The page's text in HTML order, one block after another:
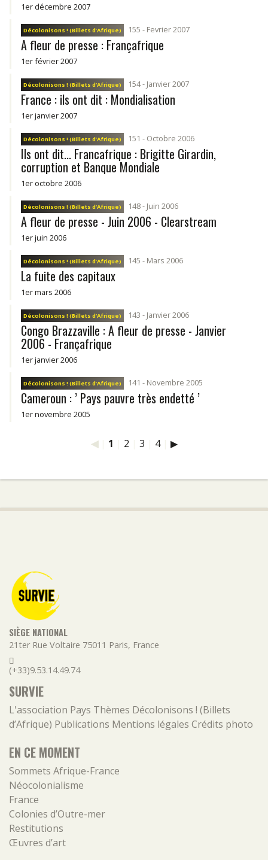
1er décembre 2007
Décolonisons ! (Billets d’Afrique) 155 - Fevrier 2007
A fleur de presse : Françafrique
1er février 2007
Décolonisons ! (Billets d’Afrique) 154 - Janvier 2007
France : ils ont dit : Mondialisation
1er janvier 2007
Décolonisons ! (Billets d’Afrique) 151 - Octobre 2006
Ils ont dit... Francafrique : Brigitte Girardin,
corruption et Banque Mondiale
1er octobre 2006
Décolonisons ! (Billets d’Afrique) 148 - Juin 2006
A fleur de presse - Juin 2006 - Clearstream
1er juin 2006
Décolonisons ! (Billets d’Afrique) 145 - Mars 2006
La fuite des capitaux
1er mars 2006
Décolonisons ! (Billets d’Afrique) 143 - Janvier 2006
Congo Brazzaville : A fleur de presse - Janvier
2006 - Françafrique
1er janvier 2006
Décolonisons ! (Billets d’Afrique) 141 - Novembre 2005
Cameroun : ’ Pays pauvre très endetté ’
1er novembre 2005
◀| 1 2 3 4| ▶
SIÈGE NATIONAL
21ter Rue Voltaire 75011 Paris, France
(+33)9.53.14.49.74
SURVIE
L'association Pays Thèmes Décolonisons ! (Billets
d’Afrique) Publications Mentions légales Crédits photo
EN CE MOMENT
Sommets Afrique-France
Néocolonialisme
France
Colonies d’Outre-mer
Restitutions
Œuvres d’art